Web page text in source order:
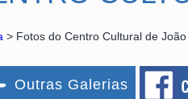
> Fotos do Centro Cultural de
Outras Galerias